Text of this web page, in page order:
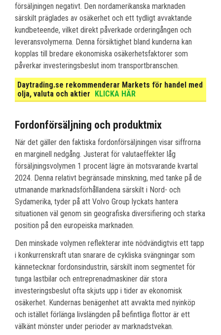
försäljningen negativt. Den nordamerikanska marknaden
särskilt präglades av osäkerhet och ett tydligt avvaktande
kundbeteende, vilket direkt påverkade orderingången och
leveransvolymerna. Denna försiktighet bland kunderna kan
kopplas till bredare ekonomiska osäkerhetsfaktorer som
påverkar investeringsbeslut inom transportbranschen.
Daytrading.se rekommenderar Markets för handel med
olja, valuta och aktier
KLICKA HÄR
Fordonförsäljning och produktmix
När det gäller den faktiska fordonförsäljningen visar siffrorna
en marginell nedgång. Justerat för valutaeffekter låg
försäljningsvolymen 1 procent lägre än motsvarande kvartal
2024. Denna relativt begränsade minskning, med tanke på de
utmanande marknadsförhållandena särskilt i Nord- och
Sydamerika, tyder på att Volvo Group lyckats hantera
situationen väl genom sin geografiska diversifiering och starka
position på den europeiska marknaden.
Den minskade volymen reflekterar inte nödvändigtvis ett tapp
i konkurrenskraft utan snarare de cykliska svängningar som
kännetecknar fordonsindustrin, särskilt inom segmentet för
tunga lastbilar och entreprenadmaskiner där stora
investeringsbeslut ofta skjuts upp i tider av ekonomisk
osäkerhet. Kundernas benägenhet att avvakta med nyinköp
och istället förlänga livslängden på befintliga flottor är ett
välkänt mönster under perioder av marknadstvekan.